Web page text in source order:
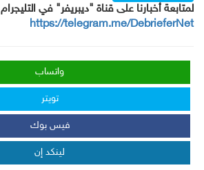
لمتابعة أخبارنا على قناة "ديبريفر" في التليجرام
https://telegram.me/DebrieferNet
واتساب
تويتر
فيس بوك
لينكد إن